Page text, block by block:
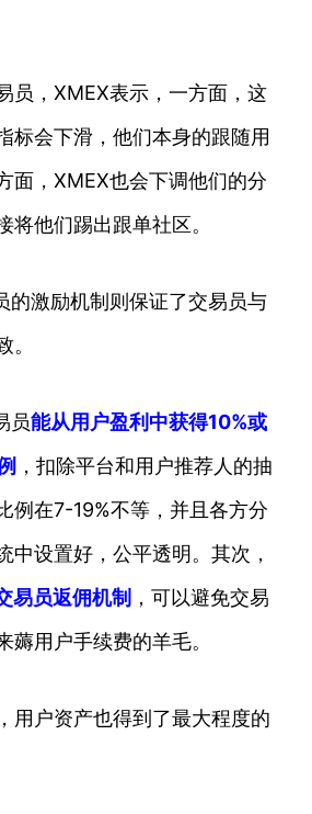
员，XMEX表示，一方面，这
标会下滑，他们本身的跟随用
面，XMEX也会下调他们的分
将他们踢出跟单社区。
的激励机制则保证了交易员与
。
员能从用户盈利中获得10%或
，扣除平台和用户推荐人的抽
例在7-19%不等，并且各方分
中设置好，公平透明。其次，
易员返佣机制 ，可以避免交易
薅用户手续费的羊毛。
用户资产也得到了最大程度的